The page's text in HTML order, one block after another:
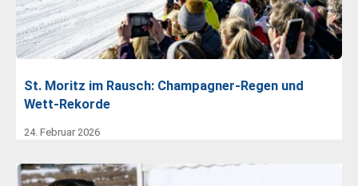
St. Moritz im Rausch: Champagner-Regen und
Wett-Rekorde
24. Februar 2026